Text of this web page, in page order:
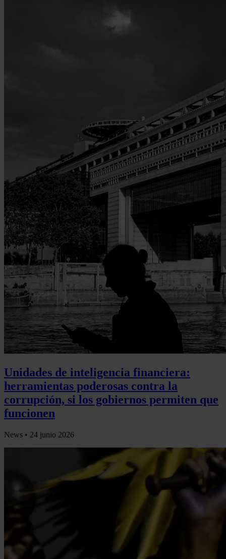
Unidades de inteligencia financiera:
herramientas poderosas contra la
corrupción, si los gobiernos permiten que
funcionen
News • 24 junio 2026